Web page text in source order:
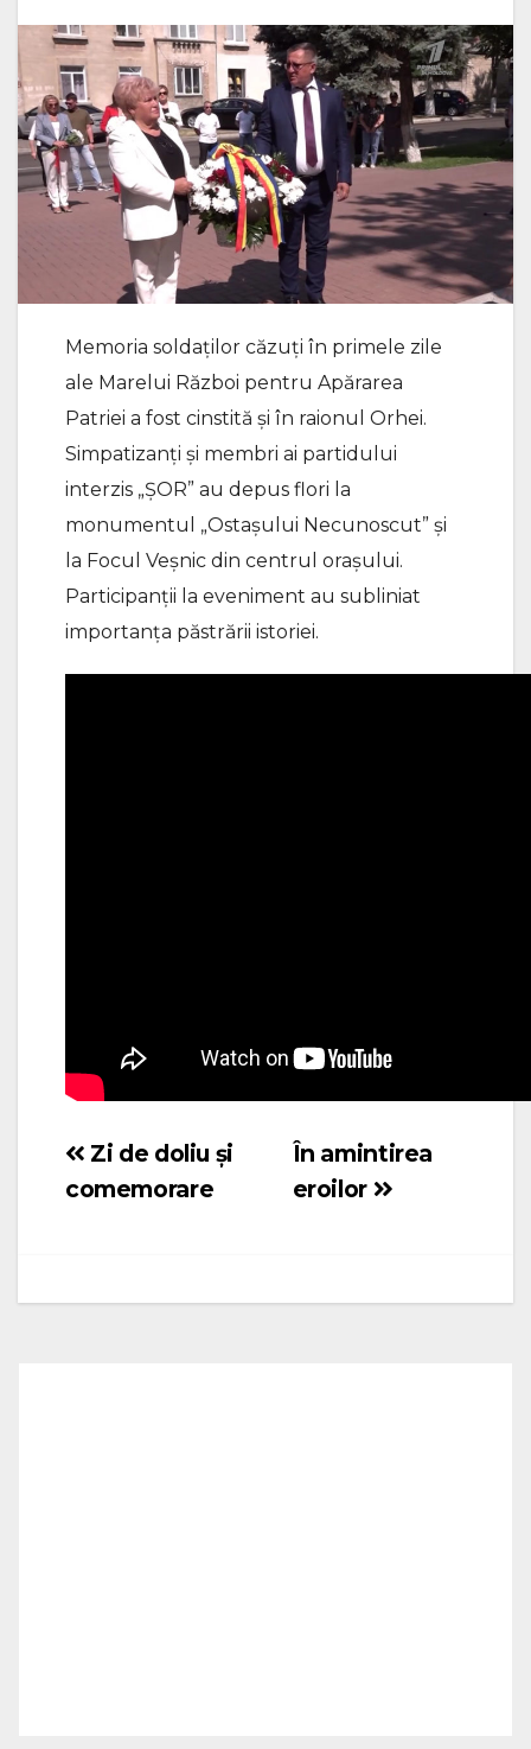
Memoria soldaților căzuți în primele zile
ale Marelui Război pentru Apărarea
Patriei a fost cinstită și în raionul Orhei.
Simpatizanți și membri ai partidului
interzis „ȘOR” au depus flori la
monumentul „Ostașului Necunoscut” și
la Focul Veșnic din centrul orașului.
Participanții la eveniment au subliniat
importanța păstrării istoriei.
Navigare
în
În amintirea
eroilor
Zi de doliu și
comemorare